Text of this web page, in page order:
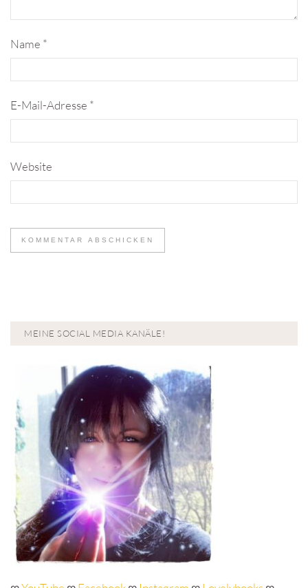
Name *
E-Mail-Adresse *
Website
MEINE SOCIAL MEDIA KANÄLE!